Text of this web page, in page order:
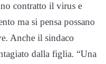
contratto il virus e
ma si pensa possano
Anche il sindaco
dalla figlia. “Una